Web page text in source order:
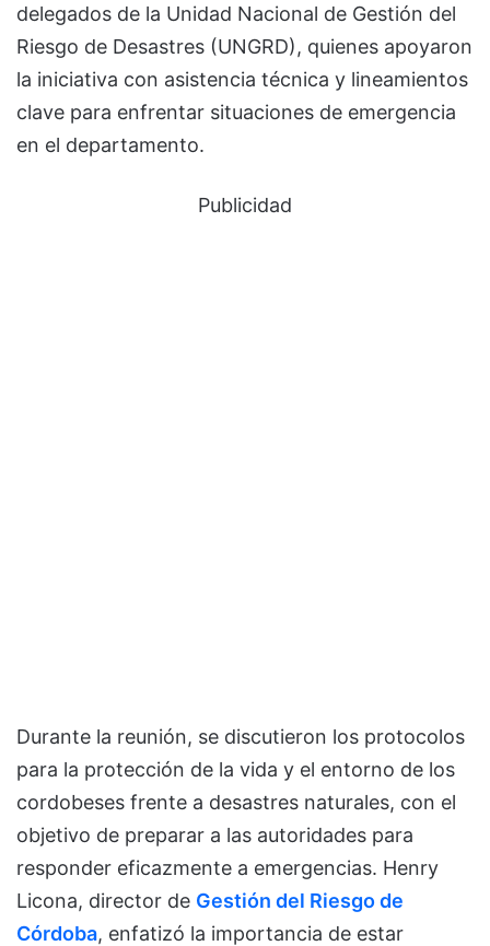
delegados de la Unidad Nacional de Gestión del
Riesgo de Desastres (UNGRD), quienes apoyaron
la iniciativa con asistencia técnica y lineamientos
clave para enfrentar situaciones de emergencia
en el departamento.
Publicidad
Durante la reunión, se discutieron los protocolos
para la protección de la vida y el entorno de los
cordobeses frente a desastres naturales, con el
objetivo de preparar a las autoridades para
responder eficazmente a emergencias. Henry
Licona, director de Gestión del Riesgo de
Córdoba, enfatizó la importancia de estar